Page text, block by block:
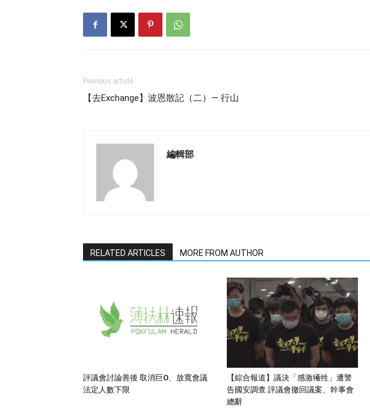
Previous article
【去Exchange】波恩散記（二）— 行山
編輯部
RELATED ARTICLES MORE FROM AUTHOR
評議會討論善後 取消巨O、放寬會議
法定人數下限
【綜合報道】議決「感激犧牲」遭警
告國安調查 評議會撤回議案、幹事會
總辭